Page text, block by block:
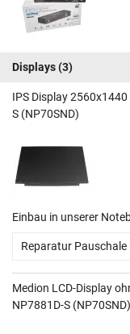
Displays(3)
IPS Display
S (NP70SND)
Einbau in unserer
Reparatur Pauschale
Medion LCD-Display
NP7881D-S (NP70SND)